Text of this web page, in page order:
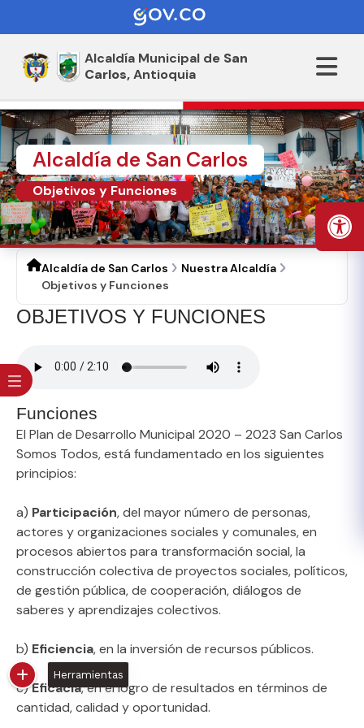
Alcaldía Municipal de San
Carlos,Antioquia
Alcaldía de San Carlos
Objetivos y Funciones
Alcaldía de San Carlos
Nuestra Alcaldía
Objetivos y Funciones
​​OBJETIVOS Y FUNCIONES
Funciones​
El Plan de Desarrollo Municipal 2020 – 2023 San Carlos
Somos Todos, está fundamentado en los siguientes
principios:
a) Participación, del mayor número de personas,
actores y organizaciones sociales y comunales, en
procesos abiertos para transformación social, la
construcción colectiva de proyectos sociales, políticos,
de gestión pública, de cooperación, diálogos de
saberes y aprendizajes colectivos.
b) Eficiencia, en la inversión de recursos públicos.
c)Eficacia, en el logro de resultados en términos de
cantidad, calidad y oportunidad.
Herramientas